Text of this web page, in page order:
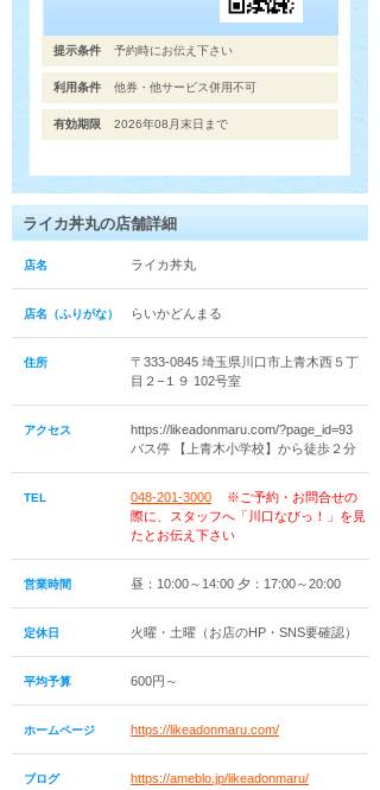
提示条件 予約時にお伝え下さい
利用条件 他券・他サービス併用不可
有効期限 2026年08月末日まで
ライカ丼丸の店舗詳細
店名 ライカ丼丸
店名（ふりがな） らいかどんまる
住所
〒333-0845 埼玉県川口市上青木西５丁
目２−１９ 102号室
アクセス
https://likeadonmaru.com/?page_id=93
バス停 【上青木小学校】から徒歩２分
TEL 048-201-3000
※ご予約・お問合せの
際に、スタッフへ「川口なびっ！」を見
たとお伝え下さい
営業時間 昼：10:00～14:00 夕：17:00～20:00
定休日 火曜・土曜（お店のHP・SNS要確認）
平均予算 600円～
ホームページ https://likeadonmaru.com/
ブログ https://ameblo.jp/likeadonmaru/